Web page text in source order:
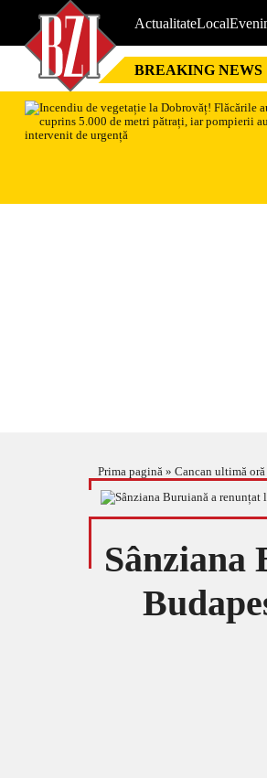
ActualitateLocal
BREAKING NEWS
Prima pagină » Cancan ultimă oră
Sânziana